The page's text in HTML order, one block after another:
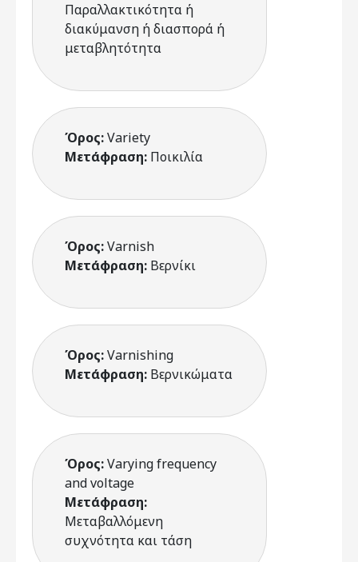
Παραλλακτικότητα ή
διακύμανση ή διασπορά ή
μεταβλητότητα
Όρος:Variety
Μετάφραση: Ποικιλία
Όρος:Varnish
Μετάφραση: Βερνίκι
Όρος:Varnishing
Μετάφραση: Βερνικώματα
Όρος:Varying frequency
and voltage
Μετάφραση:
Μεταβαλλόμενη
συχνότητα και τάση